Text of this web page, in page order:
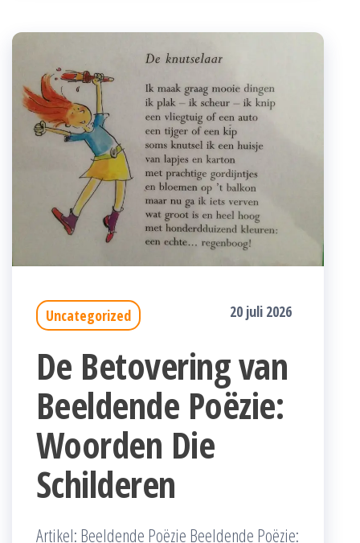
Uncategorized 20 juli 2026
De Betovering van
Beeldende Poëzie:
Woorden Die
Schilderen
Artikel: Beeldende Poëzie Beeldende Poëzie: